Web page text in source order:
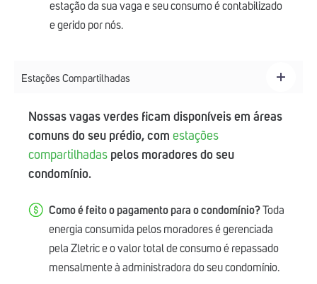
estação da sua vaga e seu consumo é contabilizado
e gerido por nós.
Estações Compartilhadas
Nossas vagas verdes ficam disponíveis em áreas
comuns do seu prédio, com estações
compartilhadas pelos moradores do seu
condomínio.
Como é feito o pagamento para o condomínio?Toda
energia consumida pelos moradores é gerenciada
pela Zletric e o valor total de consumo é repassado
mensalmente à administradora do seu condomínio.